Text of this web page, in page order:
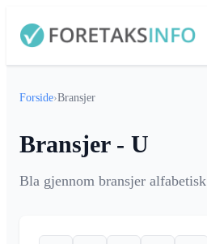
Forside›Bransjer
Bransjer - U
Bla gjennom bransjer alfabetisk